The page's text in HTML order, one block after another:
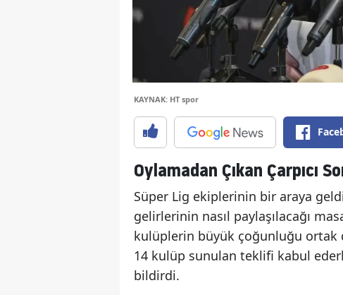
KAYNAK: HT spor
Oylamadan Çıkan Çarpıcı
Süper Lig ekiplerinin bir araya
gelirlerinin nasıl paylaşılacağı
kulüplerin büyük çoğunluğu ortak
14 kulüp sunulan teklifi kabul
bildirdi.